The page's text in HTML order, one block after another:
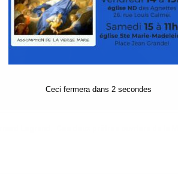
Legrand. Ces deux prêtres ouvriers de la
Ceci fermera dans 2secondes